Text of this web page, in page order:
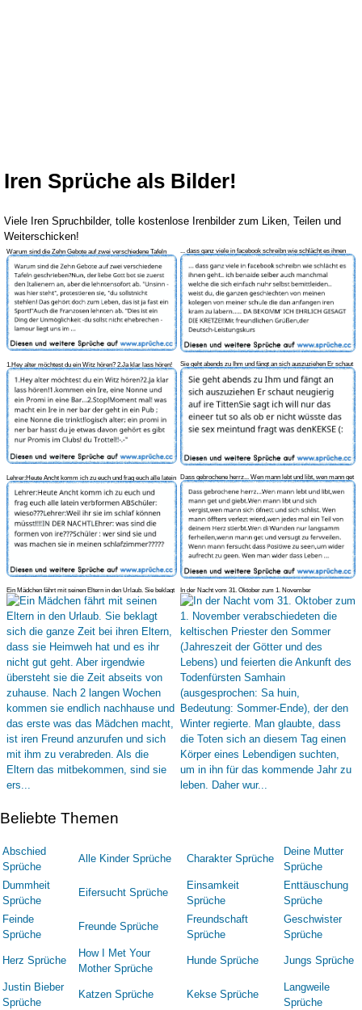
Iren Sprüche als Bilder!
Viele Iren Spruchbilder, tolle kostenlose Irenbilder zum Liken, Teilen und
Weiterschicken!
Warum sind die Zehn Gebote auf zwei verschiedene Tafeln
geschrieben? Nun
... dass ganz viele in facebook schreibn wie schlächt es ihnen
geht.. ic
1.Hey alter möchtest du ein Witz hören? 2.Ja klar lass hören!
1.kommen e
Sie geht abends zu Ihm und fängt an sich auszuziehen Er schaut
neugieri
Lehrer:Heute Ancht komm ich zu euch und frag euch alle latein
verbformen
Dass gebrochene herrz... Wen mann lebt und libt, wen mann get
und giebt.
Ein Mädchen fährt mit seinen Eltern in den Urlaub. Sie beklagt
sich die
In der Nacht vom 31. Oktober zum 1. November
verabschiedeten die keltisc
Beliebte Themen
Abschied
Sprüche
Alle Kinder Sprüche Charakter Sprüche
Deine Mutter
Sprüche
Dummheit
Sprüche
Eifersucht Sprüche
Einsamkeit
Sprüche
Enttäuschung
Sprüche
Feinde
Sprüche
Freunde Sprüche
Freundschaft
Sprüche
Geschwister
Sprüche
Herz Sprüche
How I Met Your
Mother Sprüche
Hunde Sprüche Jungs Sprüche
Justin Bieber
Sprüche
Katzen Sprüche Kekse Sprüche
Langweile
Sprüche